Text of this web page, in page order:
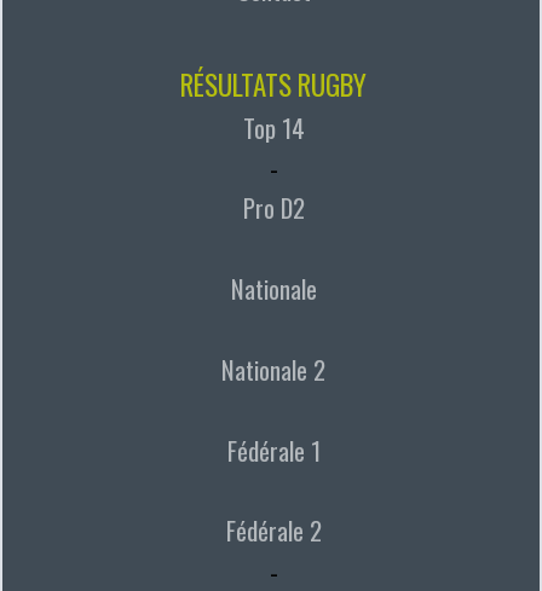
RÉSULTATS RUGBY
Top 14
-
Pro D2
Nationale
Nationale 2
Fédérale 1
Fédérale 2
-